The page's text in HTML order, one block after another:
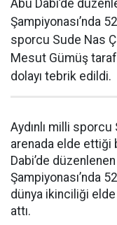
Abu Dabi’de
Şampiyonası’nda
sporcu Sude Nas
Mesut Gümüş
dolayı tebrik edildi.
Aydınlı milli
arenada elde ettiği
Dabi’de
Şampiyonası’nda
dünya ikinciliği
attı.